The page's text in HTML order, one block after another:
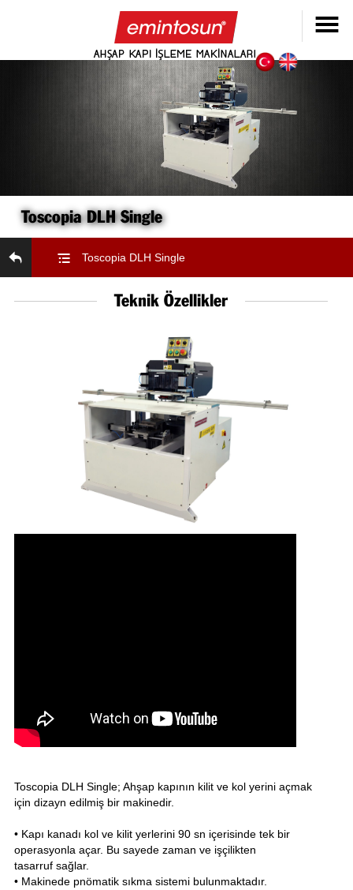
Toscopia DLH Single
Toscopia DLH Single
Teknik Özellikler
Toscopia DLH Single; Ahşap kapının kilit ve kol yerini açmak
için dizayn edilmiş bir makinedir.
• Kapı kanadı kol ve kilit yerlerini 90 sn içerisinde tek bir
operasyonla açar. Bu sayede zaman ve işçilikten
tasarruf sağlar.
• Makinede pnömatik sıkma sistemi bulunmaktadır.